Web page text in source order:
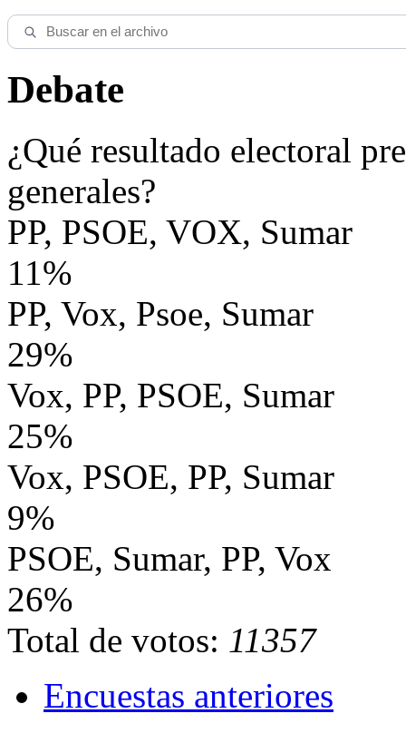
Debate
¿Qué resultado electoral
generales?
PP, PSOE, VOX, Sumar
11%
PP, Vox, Psoe, Sumar
29%
Vox, PP, PSOE, Sumar
25%
Vox, PSOE, PP, Sumar
9%
PSOE, Sumar, PP, Vox
26%
Total de votos: 11357
Encuestas anteriores